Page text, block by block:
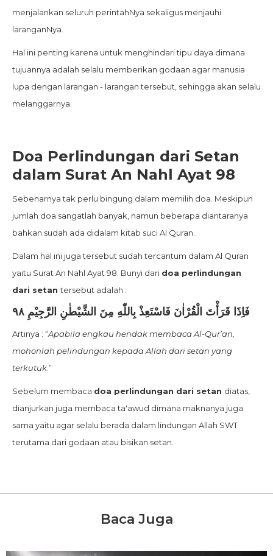
menjalankan seluruh perintahNya sekaligus menjauhi
laranganNya.
Hal ini penting karena untuk menghindari tipu daya dimana
tujuannya adalah selalu memberikan godaan agar manusia
lupa dengan larangan - larangan tersebut, sehingga akan selalu
melanggarnya.
Doa Perlindungan dari Setan
dalam Surat An Nahl Ayat 98
Sebenarnya tak perlu bingung dalam memilih doa. Meskipun
jumlah doa sangatlah banyak, namun beberapa diantaranya
bahkan sudah ada didalam kitab suci Al Quran.
Dalam hal ini juga tersebut sudah tercantum dalam Al Quran
yaitu Surat An Nahl Ayat 98. Bunyi dari doa perlindungan
dari setantersebut adalah :
فَاِذَا قَرَأْتَ الْقُرْاٰنَ فَاسْتَعِذْ بِاللّٰهِ مِنَ الشَّيْطٰنِ الرَّجِيْمِ ٩٨
Artinya : “Apabila engkau hendak membaca Al-Qur’an,
mohonlah pelindungan kepada Allah dari setan yang
terkutuk.”
Sebelum membaca doa perlindungan dari setan diatas,
dianjurkan juga membaca ta'awud dimana maknanya juga
sama yaitu agar selalu berada dalam lindungan Allah SWT
terutama dari godaan atau bisikan setan.
Baca Juga